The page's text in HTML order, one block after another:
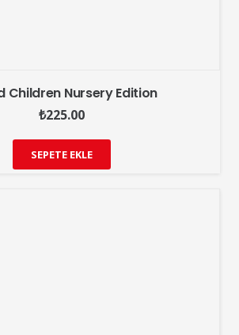
Children Nursery Edition
₺225.00
SEPETE EKLE